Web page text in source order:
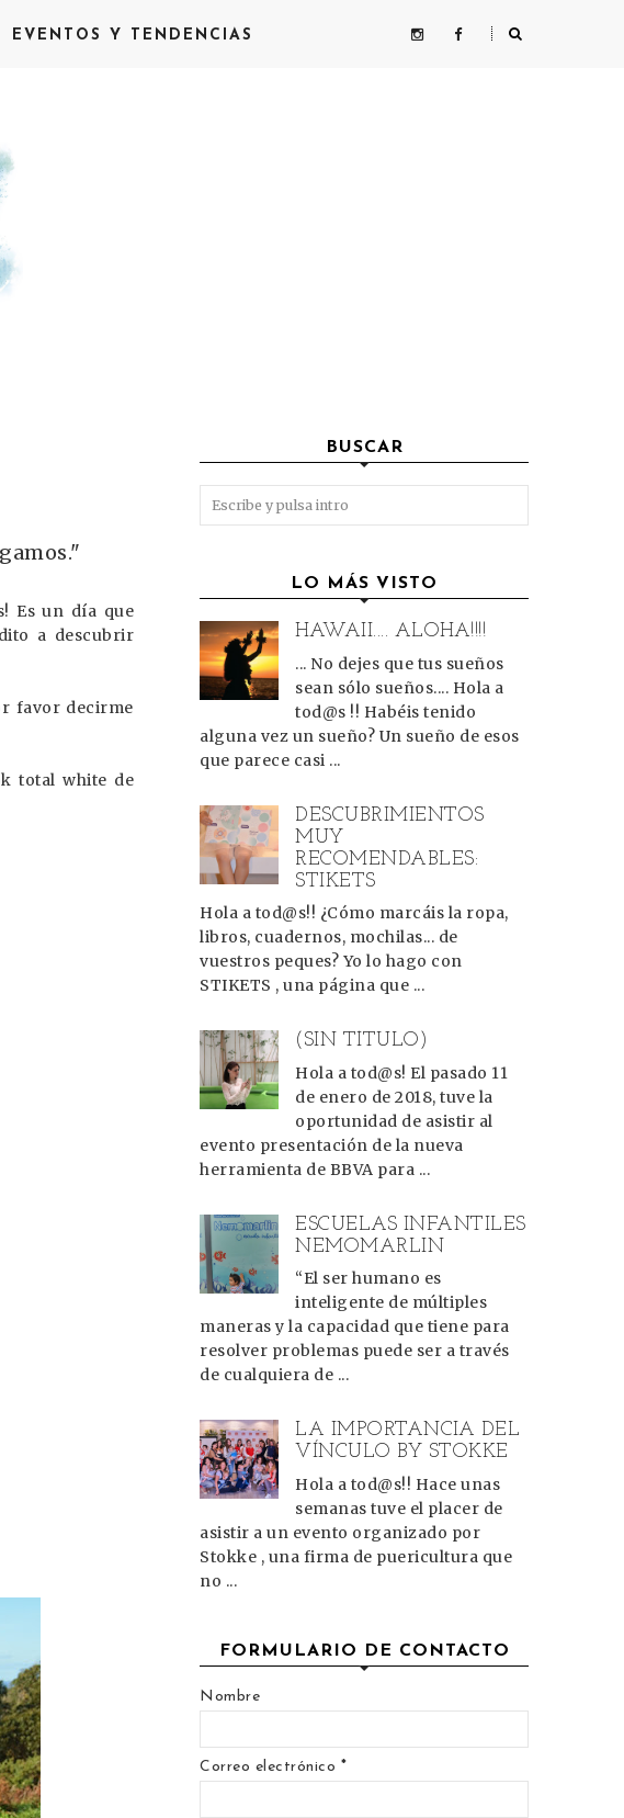
EVENTOS Y TENDENCIAS
Es un día que
a descubrir
favor decirme
total white de
BUSCAR
LO MÁS VISTO
HAWAII.... ALOHA!!!!
... No dejes que tus sueños
sean sólo sueños.... Hola a
tod@s !! Habéis tenido
alguna vez un sueño? Un sueño de esos
que parece casi ...
DESCUBRIMIENTOS
MUY
RECOMENDABLES:
STIKETS
Hola a tod@s!! ¿Cómo marcáis la ropa,
libros, cuadernos, mochilas... de
vuestros peques? Yo lo hago con
STIKETS , una página que ...
(SIN TÍTULO)
Hola a tod@s! El pasado 11
de enero de 2018, tuve la
oportunidad de asistir al
evento presentación de la nueva
herramienta de BBVA para ...
ESCUELAS INFANTILES
NEMOMARLIN
“El ser humano es
inteligente de múltiples
maneras y la capacidad que tiene para
resolver problemas puede ser a través
de cualquiera de ...
LA IMPORTANCIA DEL
VÍNCULO BY STOKKE
Hola a tod@s!! Hace unas
semanas tuve el placer de
asistir a un evento organizado por
Stokke , una firma de puericultura que
no ...
FORMULARIO DE CONTACTO
Nombre
Correo electrónico *